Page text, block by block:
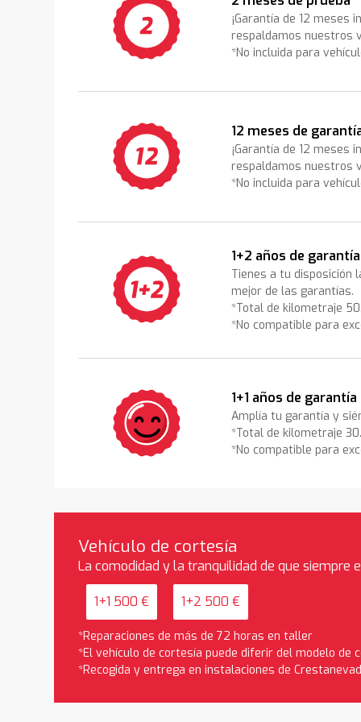
¡Garantía de 12 meses
respaldamos nuestros
*No incluida para
12 meses de
¡Garantía de 12 meses
respaldamos nuestros
*No incluida para
1+2 años de garantía
Tienes a tu disposición
mejor de las garantías.
*Total de kilometraje
*No compatible para
1+1 años de garantía
Amplía tu garantía y
*Total de kilometraje
*No compatible para
Vehículo de cortesía
La comodidad y la tranquilidad de que siempre
1+1 500 € 1+2 500 €
*Reparaciones de más de 72 horas en taller
*El vehículo de cortesía puede diferir del modelo de
*Recogida y entrega en instalaciones de